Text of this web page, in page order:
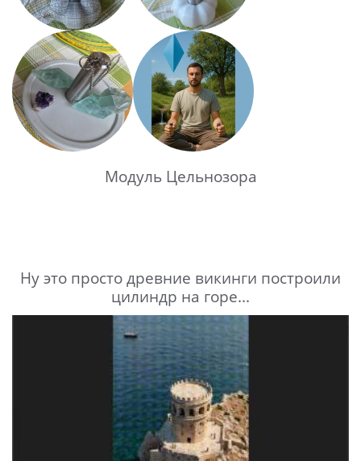
Модуль Цельнозора
Ну это просто древние викинги построили
цилиндр на горе...